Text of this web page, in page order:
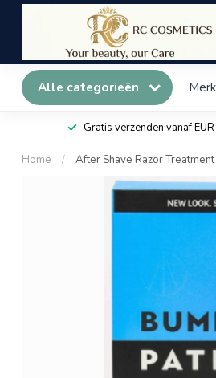
Alle categorieën
Gratis verzenden vanaf
Home / After Shave Razor